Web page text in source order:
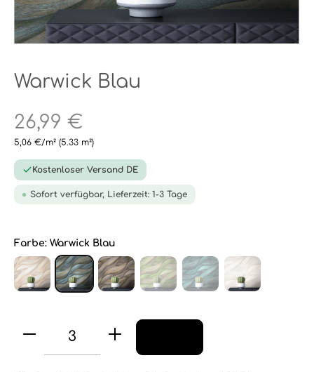
Warwick Blau
26,99 €
5,06 €/m² (5.33 m²)
Kostenloser Versand DE
Sofort verfügbar, Lieferzeit: 1-3 Tage
Farbe: Warwick Blau